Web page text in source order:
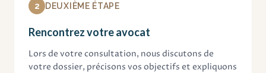
2 DEUXIÈME ÉTAPE
Rencontrez votre avocat
Lors de votre consultation, nous discutons de
votre dossier, précisons vos objectifs et expliquons